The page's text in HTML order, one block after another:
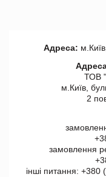
Адреса:
ТОВ
м.Київ,
2
замовлення
інші питання: